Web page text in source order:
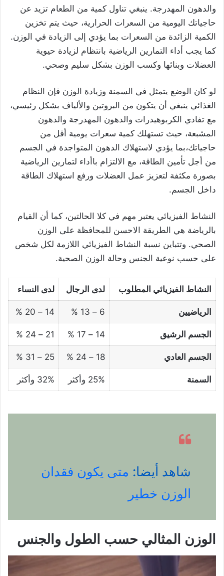
والدهون المهدرجة. ينبغي تناول كمية من الطعام تزيد عن
حاجياتك اليومية من السعرات الحرارية، حيث يتم تخزين
الكمية الزائدة من السعرات بما يؤدي إلى الزيادة في الوزن.
كما يجب أداء التمارين الرياضية بانتظام لزيادة حيوية
العضلات وبنائها وكسب الوزن بشكل سليم وصحي.
لو كان الوضع يتمثل في السمنة وزيادة الوزن فإن النظام
الغذائي ينبغي أن يتكون من البروتين والألياف بشكل رئيسي،
مع تفادي الكربوهيدرات والدهون المهدرجة والدهون
المشبعة، حيث تستهلك كمية سعرات يومية أقل من
حاجياتك،بما يؤدي لاستهلاك الدهون المتواجدة في الجسم
من أجل تأمين الطاقة، مع الالتزام باأداء لتمارين الرياضية
بصورة مكثفة لتعزيز عمل العضلات ورفع استهلاك الطاقة
داخل الجسم.
النشاط الفيزيائي يعتبر مهم في كلا الحالتين، كما أن القيام
بالرياضة هي الطريقة الاحسن للمحافظة على الوزن
الصحي. وتتباين نسبة النشاط الفيزيائي اللازمة لكل شخص
على حسب نوعية الجنس وحالة الوزن الصحية.
النشاط الفيزيائي المطلوب لدى الرجال لدى النساء
الرياضيين 6 – 13 %
14 – 20 %
الجسم الرشيق 14 – 17 %
21 – 24 %
الجسم العادي 18 – 24 %
25 – 31 %
السمنة 25% وأكثر 32% وأكثر
شاهد أيضا: متى يكون فقدان
الوزن خطير
الوزن المثالي حسب الطول والجنس